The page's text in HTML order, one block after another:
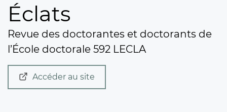
Éclats
Revue des doctorantes et doctorants de
l’École doctorale 592 LECLA
Accéder au site